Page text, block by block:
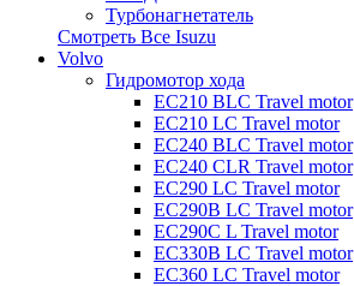
Турбонагнетатель
Смотреть Все Isuzu
Volvo
Гидромотор хода
EC210 BLC Travel motor
EC210 LC Travel motor
EC240 BLC Travel motor
EC240 CLR Travel motor
EC290 LC Travel motor
EC290B LC Travel motor
EC290C L Travel motor
EC330B LC Travel motor
EC360 LC Travel motor